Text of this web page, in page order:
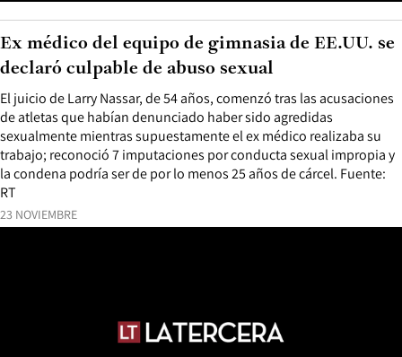
23 NOVIEMBRE
El juicio de Larry Nassar, de 54 años, comenzó tras las acusaciones
de atletas que habían denunciado haber sido agredidas
sexualmente mientras supuestamente el ex médico realizaba su
trabajo; reconoció 7 imputaciones por conducta sexual impropia y
la condena podría ser de por lo menos 25 años de cárcel. Fuente:
RT
Ex médico del equipo de gimnasia de EE.UU. se
declaró culpable de abuso sexual